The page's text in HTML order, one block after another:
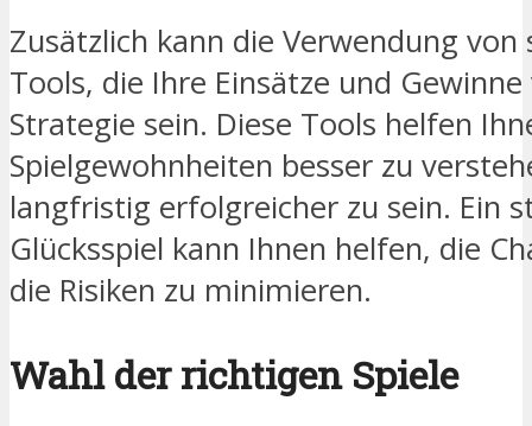
Zusätzlich kann die Verwendung von
Tools, die Ihre Einsätze und
Strategie sein. Diese Tools helfen
Spielgewohnheiten besser zu
langfristig erfolgreicher zu sein. Ein
Glücksspiel kann Ihnen helfen, die
die Risiken zu minimieren.
Wahl der richtigen Spiele